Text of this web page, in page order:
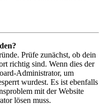
Prüfe zunächst, ob dein
richtig sind. Wenn dies der
Administrator, um
wurdest. Es ist ebenfalls
mit der Website
lösen muss.